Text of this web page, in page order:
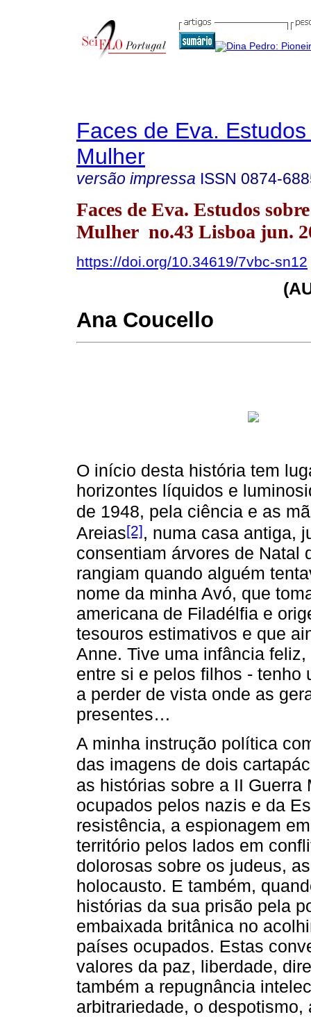
Faces de Eva.
Mulher
versão impressa ISSN 0874-
Faces de Eva. Estudos
Mulher no.43 Lisboa jun.
https://doi.org/10.34619/7vbc-sn12
Ana Coucello
O início desta história tem
horizontes líquidos e
de 1948, pela ciência e as
Areias[2], numa casa antiga,
consentiam árvores de Natal
rangiam quando alguém
nome da minha Avó, que
americana de Filadélfia e
tesouros estimativos e que
Anne. Tive uma infância
entre si e pelos filhos - tenho
a perder de vista onde as
presentes…
A minha instrução política
das imagens de dois
as histórias sobre a II
ocupados pelos nazis e da
resistência, a espionagem
território pelos lados em
dolorosas sobre os judeus,
holocausto. E também,
histórias da sua prisão pela
embaixada britânica no
países ocupados. Estas
valores da paz, liberdade,
também a repugnância
arbitrariedade, o